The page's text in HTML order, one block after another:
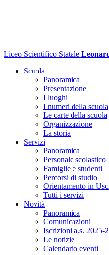
Liceo Scientifico Statale
Scuola
Panoramica
Presentazione
I luoghi
I numeri della scuola
Le carte della scuola
Organizzazione
La storia
Servizi
Panoramica
Personale scolastico
Famiglie e studenti
Percorsi di studio
Orientamento in
Tutti i servizi
Novità
Panoramica
Comunicazioni
Iscrizioni a.s. 2025-
Le notizie
Calendario eventi